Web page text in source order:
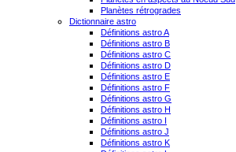
Planètes rétrogrades
Dictionnaire astro
Définitions astro A
Définitions astro B
Définitions astro C
Définitions astro D
Définitions astro E
Définitions astro F
Définitions astro G
Définitions astro H
Définitions astro I
Définitions astro J
Définitions astro K